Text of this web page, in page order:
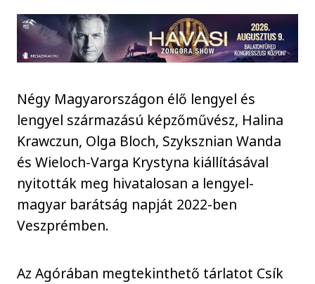
Négy Magyarországon élő lengyel és
lengyel származású képzőművész, Halina
Krawczun, Olga Bloch, Szyksznian Wanda
és Wieloch-Varga Krystyna kiállításával
nyitották meg hivatalosan a lengyel-
magyar barátság napját 2022-ben
Veszprémben.
Az Agórában megtekinthető tárlatot Csík